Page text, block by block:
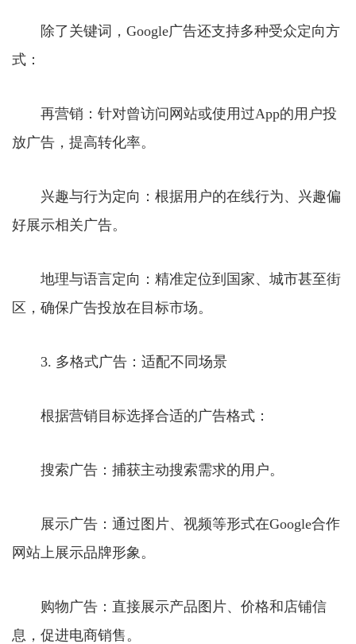
除了关键词，Google广告还支持多种受众定向方
式：
再营销：针对曾访问网站或使用过App的用户投
放广告，提高转化率。
兴趣与行为定向：根据用户的在线行为、兴趣偏
好展示相关广告。
地理与语言定向：精准定位到国家、城市甚至街
区，确保广告投放在目标市场。
3. 多格式广告：适配不同场景
根据营销目标选择合适的广告格式：
搜索广告：捕获主动搜索需求的用户。
展示广告：通过图片、视频等形式在Google合作
网站上展示品牌形象。
购物广告：直接展示产品图片、价格和店铺信
息，促进电商销售。